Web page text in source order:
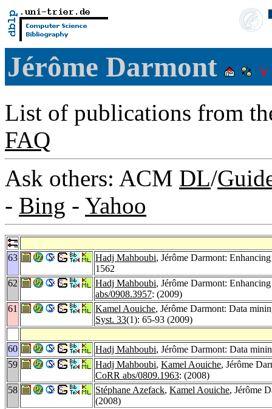
Jérôme Darmont
List of publications from
FAQ
Ask others: ACM DL/
- Bing - Yahoo
63 Hadj Mahboubi, Jérôme Darmont:
1562
62
Hadj Mahboubi, Jérôme Darmont:
abs/0908.3957: (2009)
61
Kamel Aouiche, Jérôme Darmont: Data
Syst. 33(1): 65-93 (2009)
60 Hadj Mahboubi, Jérôme Darmont: Data
59
Hadj Mahboubi, Kamel Aouiche, Jérôme
CoRR abs/0809.1963: (2008)
58
Stéphane Azefack, Kamel Aouiche, Jérôme
(2008)